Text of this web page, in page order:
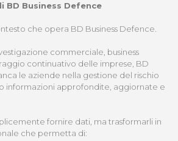
BD Business Defence
che opera BD Business Defence.
commerciale, business
continuativo delle imprese, BD
le aziende nella gestione del rischio
informazioni approfondite, aggiornate e
fornire dati, ma trasformarli in
che permetta di: